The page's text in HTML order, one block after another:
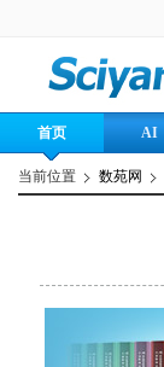
首页 AI
当前位置 数苑网